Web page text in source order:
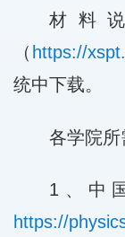
材料
（ https://
统中下载。
各学院所
1、中
https://